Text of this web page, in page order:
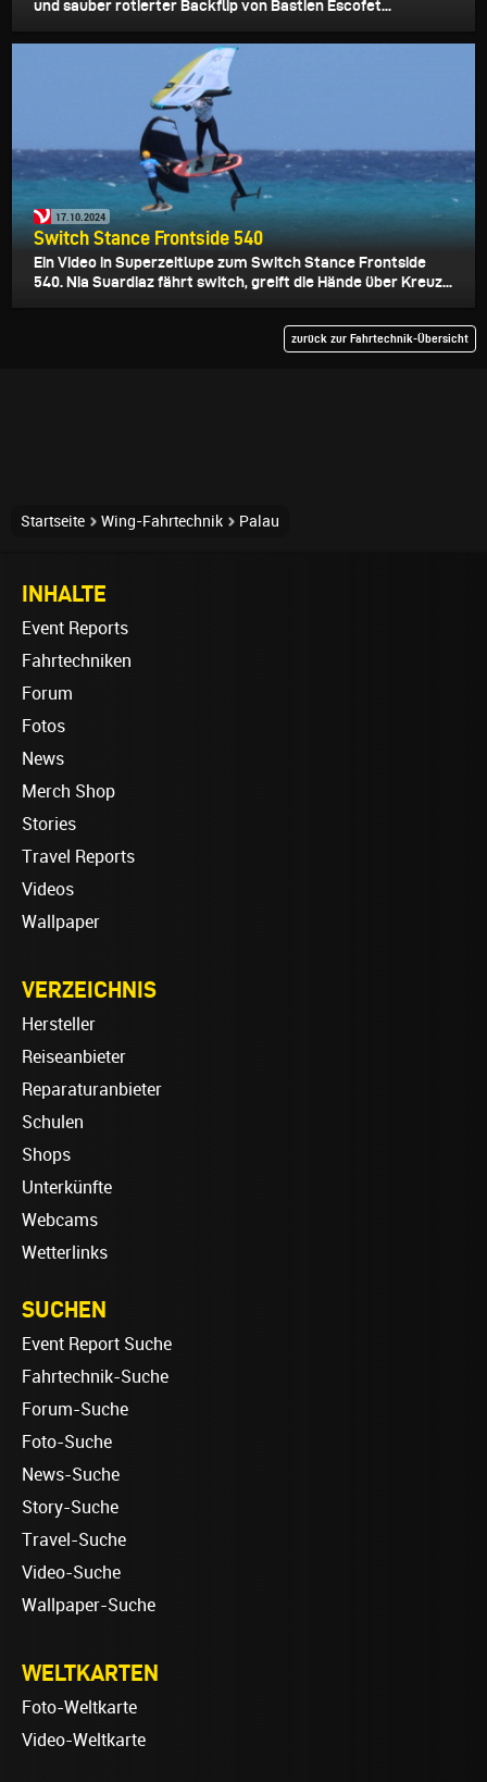
und sauber rotierter Backflip von Bastien Escofet...
17.10.2024
Switch Stance Frontside 540
Ein Video in Superzeitlupe zum Switch Stance Frontside
540. Nia Suardiaz fährt switch, greift die Hände über Kreuz...
zurück zur Fahrtechnik-Übersicht
Startseite Wing-Fahrtechnik Palau
INHALTE
Event Reports
Fahrtechniken
Forum
Fotos
News
Merch Shop
Stories
Travel Reports
Videos
Wallpaper
VERZEICHNIS
Hersteller
Reiseanbieter
Reparaturanbieter
Schulen
Shops
Unterkünfte
Webcams
Wetterlinks
SUCHEN
Event Report Suche
Fahrtechnik-Suche
Forum-Suche
Foto-Suche
News-Suche
Story-Suche
Travel-Suche
Video-Suche
Wallpaper-Suche
WELTKARTEN
Foto-Weltkarte
Video-Weltkarte